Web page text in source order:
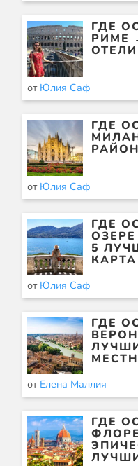
ГДЕ
РИМЕ
ОТЕЛИ
от Юлия Саф
ГДЕ
от Юлия Саф
ГДЕ
5
КАРТА
от Юлия Саф
ГДЕ
от Елена Маллия
ГДЕ